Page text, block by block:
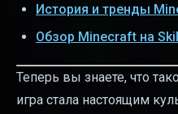
История и тренды
Обзор Minecraft на
Теперь вы знаете, что
игра стала настоящим